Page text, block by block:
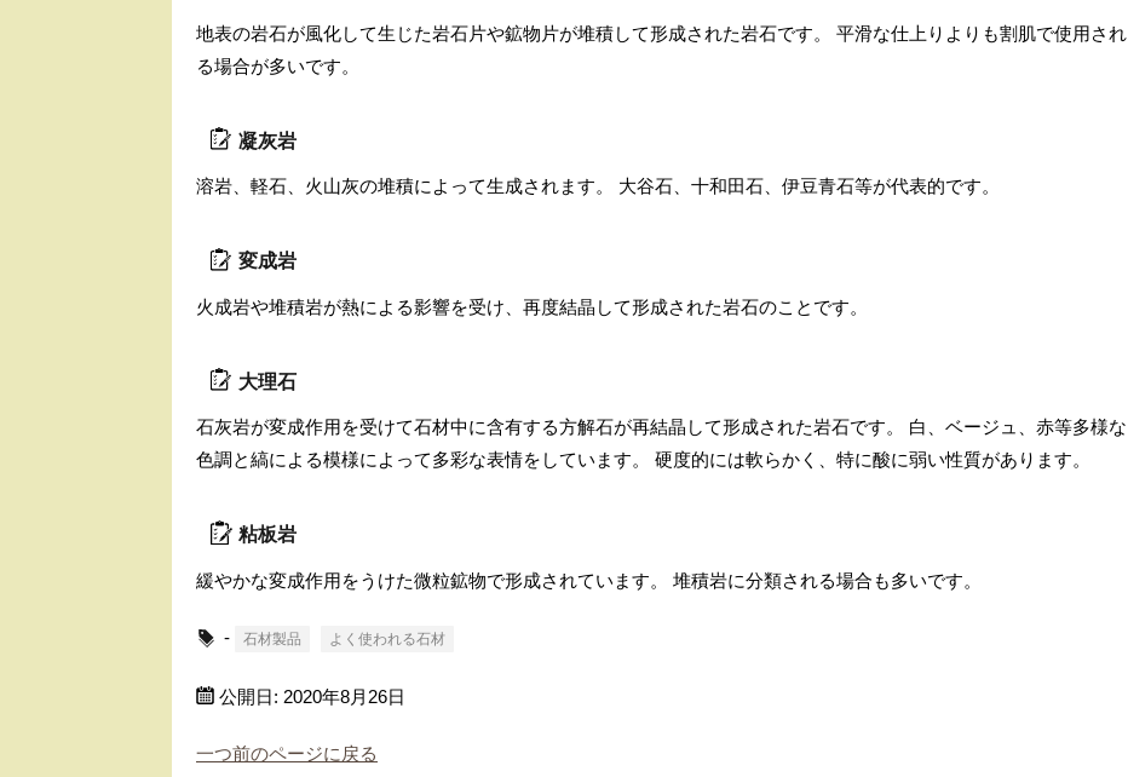
地表の岩石が風化して生じた岩石片や鉱物片が堆積して形成された岩石です。 平滑な仕上りよりも割肌で使用され
る場合が多いです。
凝灰岩
溶岩、軽石、火山灰の堆積によって生成されます。 大谷石、十和田石、伊豆青石等が代表的です。
変成岩
火成岩や堆積岩が熱による影響を受け、再度結晶して形成された岩石のことです。
大理石
石灰岩が変成作用を受けて石材中に含有する方解石が再結晶して形成された岩石です。 白、ベージュ、赤等多様な
色調と縞による模様によって多彩な表情をしています。 硬度的には軟らかく、特に酸に弱い性質があります。
粘板岩
緩やかな変成作用をうけた微粒鉱物で形成されています。 堆積岩に分類される場合も多いです。
- 石材製品 よく使われる石材
公開日: 2020年8月26日
一つ前のページに戻る